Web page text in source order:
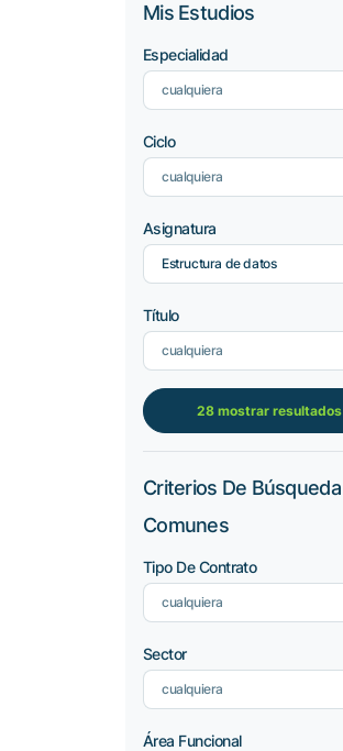
Mis Estudios
Especialidad
cualquiera
Ciclo
cualquiera
Asignatura
Estructura de datos
Título
cualquiera
28 mostrar resultados
Criterios De Búsqueda
Comunes
Tipo De Contrato
cualquiera
Sector
cualquiera
Área Funcional